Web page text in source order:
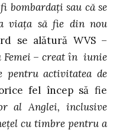
bombardați sau că se
viața să fie din nou
se alătură WVS –
– creat în iunie
pentru activitatea de
fel încep să fie
al Anglei, inclusive
cu timbre pentru a